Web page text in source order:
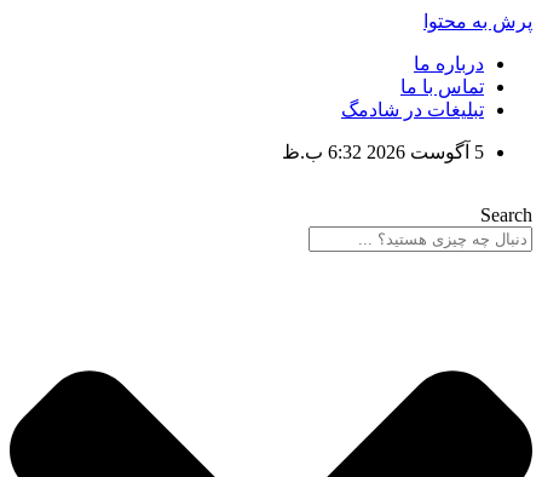
پرش به محتوا
درباره ما
تماس با ما
تبلیغات در شادمگ
5 آگوست 2026 6:32 ب.ظ
Search